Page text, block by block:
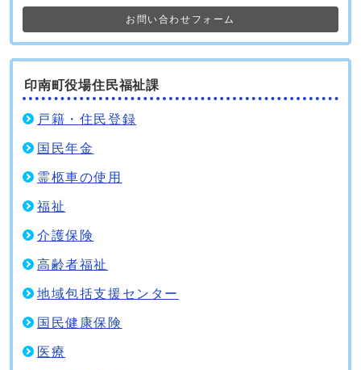
お問い合わせフォーム
印南町役場住民福祉課
戸籍・住民登録
国民年金
霊柩車の使用
福祉
介護保険
高齢者福祉
地域包括支援センター
国民健康保険
医療